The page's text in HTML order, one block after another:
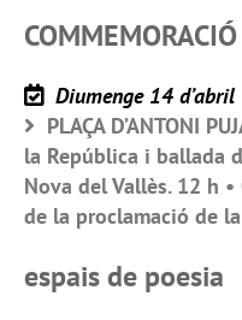
Diumenge 14 d’abril
PLAÇA D’ANTONI
la República i ballada
Nova del Vallès. 12 h
de la proclamació de
espais de poesia